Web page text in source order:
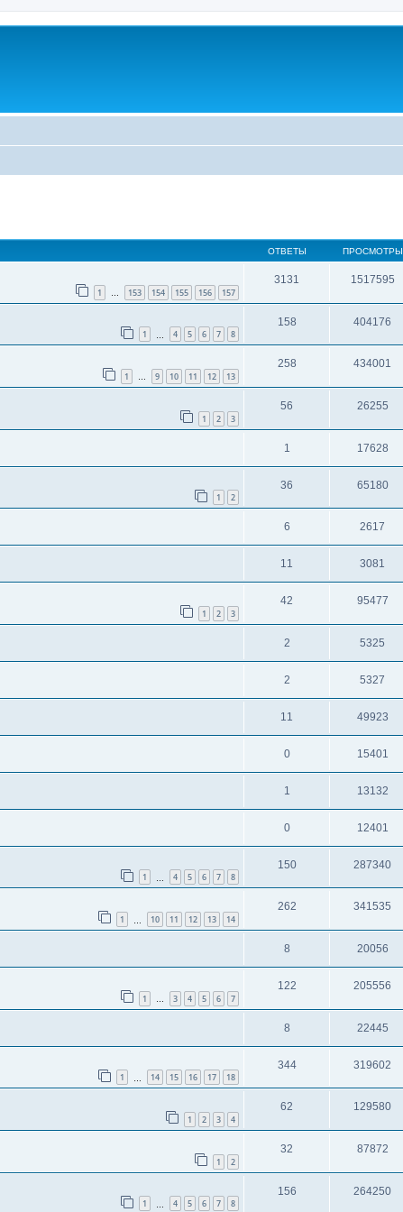
ОТВЕТЫ ПРОСМОТРЫ
1 … 153 154 155 156 157
3131 1517595
1 4 5 6 7 8
158 404176
1 … 9 10 11 12 13
258 434001
1 2 3
56 26255
1 17628
1 2
36 65180
6 2617
11 3081
1 2 3
42 95477
2 5325
2 5327
11 49923
0 15401
1 13132
0 12401
1 4 5 6 7 8
150 287340
1 10 11 12 13 14
262 341535
8 20056
1 … 3 4 5 6 7
122 205556
8 22445
1 14 15 16 17 18
344 319602
1 2 3 4
62 129580
1 2
32 87872
1 4 5 6 7 8
156 264250